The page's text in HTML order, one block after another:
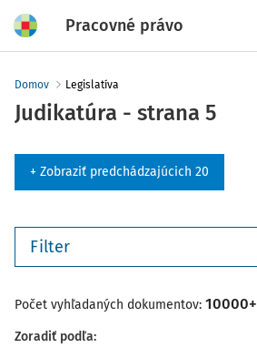
Pracovné právo
Domov Legislatíva
Judikatúra - strana 5
+ Zobraziť predchádzajúcich 20
Filter
Počet vyhľadaných dokumentov: 10000+
Zoradiť podľa: